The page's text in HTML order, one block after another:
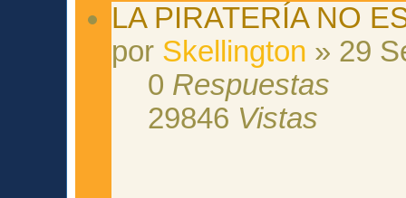
LA PIRATERÍA NO
por Skellington » 29
0 Respuestas
29846 Vistas